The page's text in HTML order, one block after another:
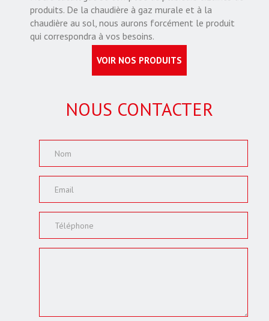
produits. De la chaudière à gaz murale et à la
chaudière au sol, nous aurons forcément le produit
qui correspondra à vos besoins.
VOIR NOS PRODUITS
NOUS CONTACTER